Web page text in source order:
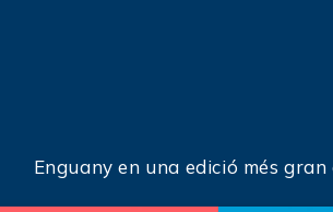
Enguany en una edició més gran